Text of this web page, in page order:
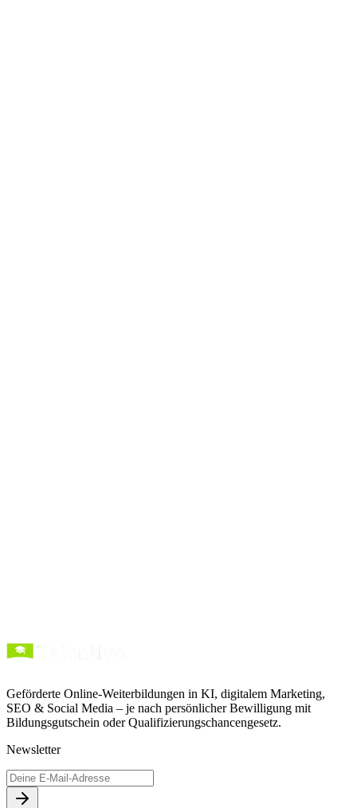
Geförderte Online-Weiterbildungen in KI, digitalem Marketing,
SEO & Social Media – je nach persönlicher Bewilligung mit
Bildungsgutschein oder Qualifizierungschancengesetz.
Newsletter